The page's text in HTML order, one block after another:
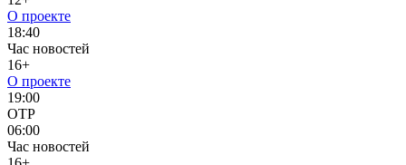
О проекте
18:40
Час новостей
16+
О проекте
19:00
ОТР
06:00
Час новостей